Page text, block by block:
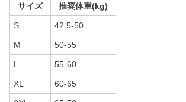
サイズ 推奨体重(kg)
S 42.5-50
M 50-55
L 55-60
XL 60-65